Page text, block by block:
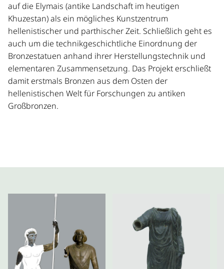
auf die Elymais (antike Landschaft im heutigen
Khuzestan) als ein mögliches Kunstzentrum
hellenistischer und parthischer Zeit. Schließlich geht es
auch um die technikgeschichtliche Einordnung der
Bronzestatuen anhand ihrer Herstellungstechnik und
elementaren Zusammensetzung. Das Projekt erschließt
damit erstmals Bronzen aus dem Osten der
hellenistischen Welt für Forschungen zu antiken
Großbronzen.